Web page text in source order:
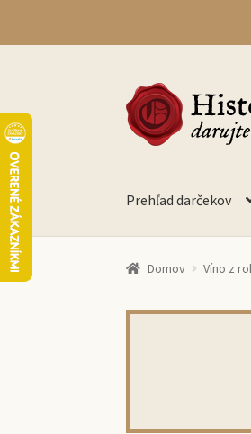
Preskočiť
na
navigáciu
Preskočiť
na
obsah
Prehľad darčekov
Domov Víno z